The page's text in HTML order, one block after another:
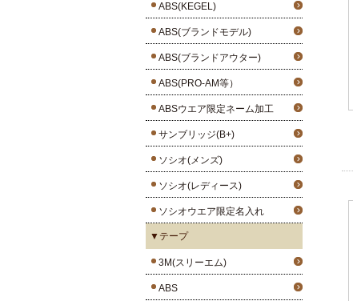
ABS(KEGEL)
ABS(ブランドモデル)
ABS(ブランドアウター)
ABS(PRO-AM等）
ABSウエア限定ネーム加工
サンブリッジ(B+)
ソシオ(メンズ)
ソシオ(レディース)
ソシオウエア限定名入れ
▼テープ
3M(スリーエム)
ABS